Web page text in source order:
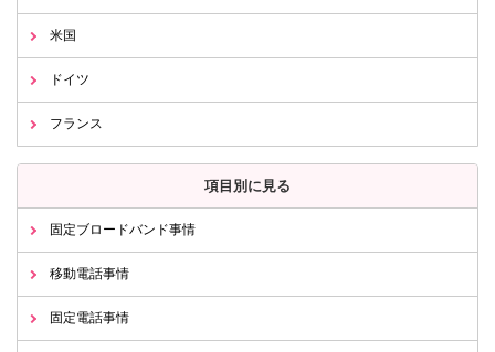
米国
ドイツ
フランス
項目別に見る
固定ブロードバンド事情
移動電話事情
固定電話事情